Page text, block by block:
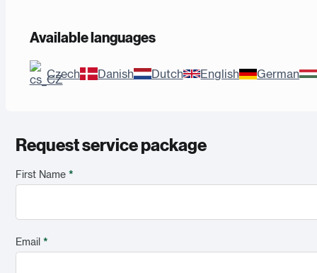
Available languages
Czech Danish Dutch English German
Request service package
First Name *
Email *